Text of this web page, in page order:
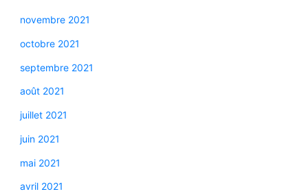
novembre 2021
octobre 2021
septembre 2021
août 2021
juillet 2021
juin 2021
mai 2021
avril 2021